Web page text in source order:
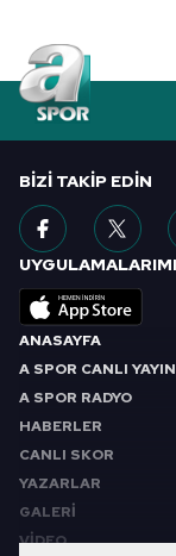
ANASAYFA
A SPOR CANLI YAYIN
A SPOR RADYO
HABERLER
CANLI SKOR
YAZARLAR
GALERİ
VİDEO
BIZI TAKIP EDIN